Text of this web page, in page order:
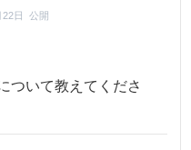
22日 公開
ついて教えてくださ